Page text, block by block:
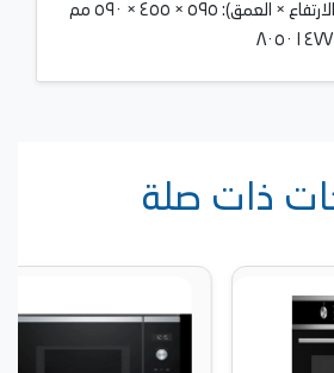
العمق): ٥٩٥ × ٤٥٥ × ٥٩٠ مم
ذات صلة